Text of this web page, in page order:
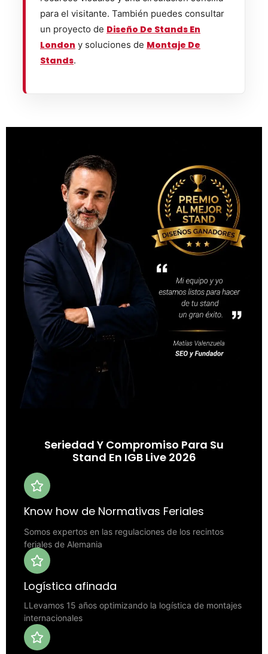
para el visitante. También puedes consultar
un proyecto de Diseño De Stands En
London y soluciones de Montaje De
Stands.
Seriedad Y Compromiso Para Su
Stand En IGB Live 2026
Know how de Normativas Feriales
Somos expertos en las regulaciones de los recintos
feriales de Alemania
Logística afinada
LLevamos 15 años optimizando la logística de montajes
internacionales